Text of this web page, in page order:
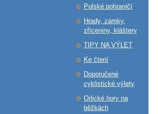
Polské pohraničí
Hrady, zámky,
zříceniny, kláštery
TIPY NA VÝLET
Ke čtení
Doporučené
cyklistické výlety
Orlické hory na
běžkách